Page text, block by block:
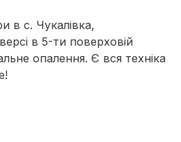
в с. Чукалівка,
в 5-ти поверховій
опалення. Є вся техніка